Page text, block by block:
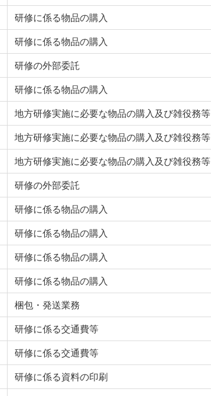
研修に係る物品の購入
研修に係る物品の購入
研修の外部委託
研修に係る物品の購入
地方研修実施に必要な物品の購入及び雑役務等
地方研修実施に必要な物品の購入及び雑役務等
地方研修実施に必要な物品の購入及び雑役務等
研修の外部委託
研修に係る物品の購入
研修に係る物品の購入
研修に係る物品の購入
研修に係る物品の購入
梱包・発送業務
研修に係る交通費等
研修に係る交通費等
研修に係る資料の印刷